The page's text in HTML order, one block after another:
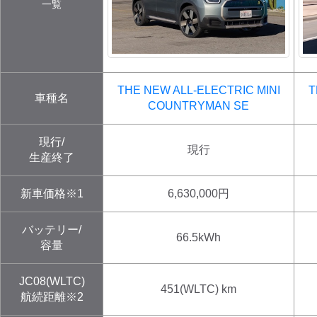
三菱ディーラーを表示
日産ディーラーを表示
トヨタディーラーを表
充電器の出力
すべて 中速-20kW-以上 急速-44kW-以上
車種
一覧
車種名
THE NEW ALL-ELECTRIC MINI
COUNTRYMAN SE
現行/
生産終了
現行
新車価格※1 6,630,000円
バッテリー/
容量
66.5kWh
JC08(WLTC)
航続距離※2
451(WLTC) km